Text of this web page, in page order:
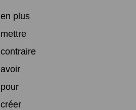
en plus
mettre
contraire
avoir
pour
créer